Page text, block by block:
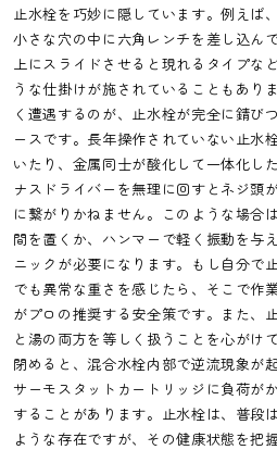
止水栓を巧妙に隠しています。例えば
小さな穴の中に六角レンチを差し込ん
上にスライドさせると現れるタイプな
うな仕掛けが施されていることもあり
く遭遇するのが、止水栓が完全に錆び
ースです。長年操作されていない止水
いたり、金属同士が酸化して一体化し
ナスドライバーを無理に回すとネジ頭
に繋がりかねません。このような場合
間を置くか、ハンマーで軽く振動を与
ニックが必要になります。もし自分で
でも異常な重さを感じたら、そこで作
がプロの推奨する安全策です。また、
と湯の両方を等しく扱うことを心がけ
閉めると、混合水栓内部で逆流現象が
サーモスタットカートリッジに負荷が
することがあります。止水栓は、普段
ような存在ですが、その健康状態を把